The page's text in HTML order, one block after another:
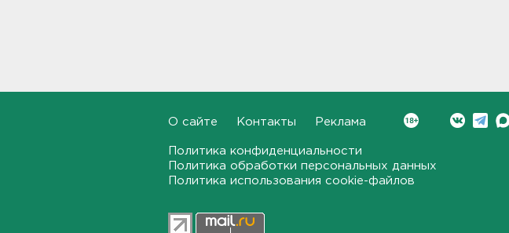
Под Киришами задержали
соседа палкой в больницу
прочность". Житель
Соснового Бора оторвал
О сайте Контакты Реклама
Политика конфиденциальности
Политика обработки персональных данных
Политика использования cookie-файлов